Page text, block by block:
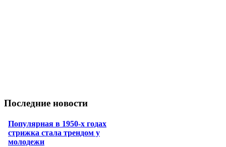
Последние новости
Популярная в 1950-х годах
стрижка стала трендом у
молодежи